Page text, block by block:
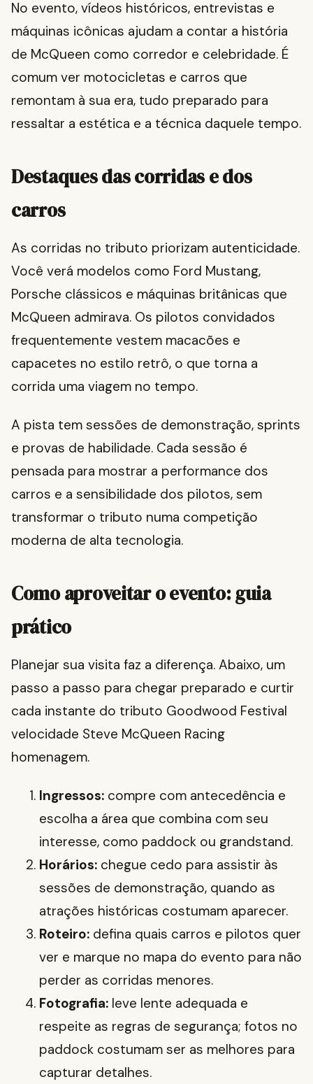
No evento, vídeos históricos, entrevistas e
máquinas icônicas ajudam a contar a história
de McQueen como corredor e celebridade. É
comum ver motocicletas e carros que
remontam à sua era, tudo preparado para
ressaltar a estética e a técnica daquele tempo.
Destaques das corridas e dos
carros
As corridas no tributo priorizam autenticidade.
Você verá modelos como Ford Mustang,
Porsche clássicos e máquinas britânicas que
McQueen admirava. Os pilotos convidados
frequentemente vestem macacões e
capacetes no estilo retrô, o que torna a
corrida uma viagem no tempo.
A pista tem sessões de demonstração, sprints
e provas de habilidade. Cada sessão é
pensada para mostrar a performance dos
carros e a sensibilidade dos pilotos, sem
transformar o tributo numa competição
moderna de alta tecnologia.
Como aproveitar o evento: guia
prático
Planejar sua visita faz a diferença. Abaixo, um
passo a passo para chegar preparado e curtir
cada instante do tributo Goodwood Festival
velocidade Steve McQueen Racing
homenagem.
Ingressos: compre com antecedência e
escolha a área que combina com seu
interesse, como paddock ou grandstand.
Horários: chegue cedo para assistir às
sessões de demonstração, quando as
atrações históricas costumam aparecer.
Roteiro: defina quais carros e pilotos quer
ver e marque no mapa do evento para não
perder as corridas menores.
Fotografia: leve lente adequada e
respeite as regras de segurança; fotos no
paddock costumam ser as melhores para
capturar detalhes.